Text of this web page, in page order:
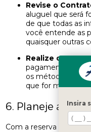
Revise o
aluguel que será
de que todas as
você entende as
quaisquer outras
Realize o
pagamento
os métodos de
que for mais
6. Planeje a Rota
Com a reserva
Insira